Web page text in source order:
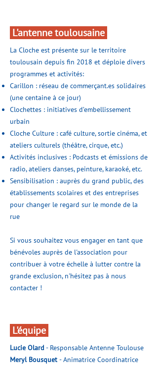
L'antenne toulousaine
La Cloche est présente sur le territoire
toulousain depuis fin 2018 et déploie divers
programmes et activités:
Carillon : réseau de commerçant.es solidaires
(une centaine à ce jour)
Clochettes : initiatives d’embellissement
urbain
Cloche Culture : café culture, sortie cinéma, et
ateliers culturels (théâtre, cirque, etc.)
Activités inclusives : Podcasts et émissions de
radio, ateliers danses, peinture, karaoké, etc.
Sensibilisation : auprès du grand public, des
établissements scolaires et des entreprises
pour changer le regard sur le monde de la
rue
Si vous souhaitez vous engager en tant que
bénévoles auprès de l'association pour
contribuer à votre échelle à lutter contre la
grande exclusion, n'hésitez pas à nous
contacter !
L'équipe
Lucie Olard- Responsable Antenne Toulouse
Meryl Bousquet- Animatrice Coordinatrice